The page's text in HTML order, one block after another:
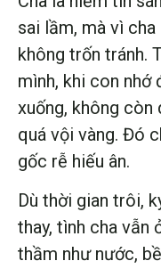
sai lầm, mà vì
không trốn tránh.
mình, khi con nhớ
xuống, không còn
quá vội vàng. Đó
gốc rễ hiếu ân.
Dù thời gian trôi,
thay, tình cha vẫn
thầm như nước,